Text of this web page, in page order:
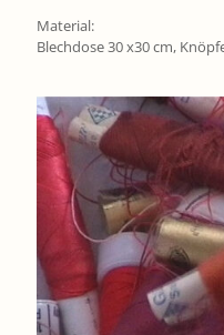
Material:
Blechdose 30 x30 cm,